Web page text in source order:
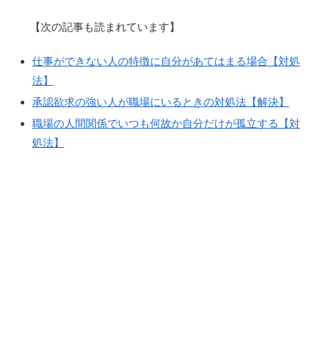
【次の記事も読まれています】
仕事ができない人の特徴に自分があてはまる場合【対処
法】
承認欲求の強い人が職場にいるときの対処法【解決】
職場の人間関係でいつも何故か自分だけが孤立する【対
処法】